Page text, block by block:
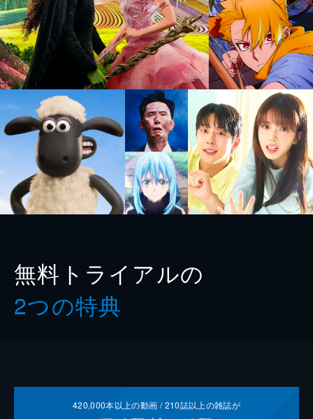
無料トライアルの
2つの特典
420,000本以上の動画 /210誌以上の雑誌が